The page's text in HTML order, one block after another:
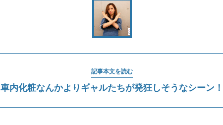
記事本文を読む
車内化粧なんかよりギャルたちが発狂しそうなシーン！